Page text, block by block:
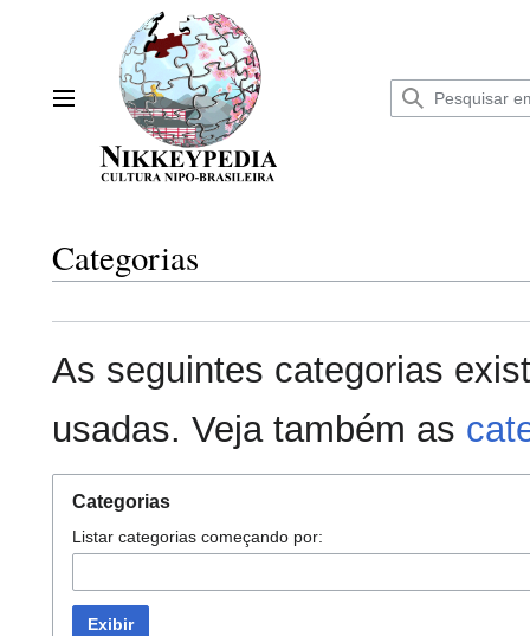
Menu principal
Categorias
As seguintes categorias
usadas. Veja também as
Categorias
Listar categorias começando por:
Exibir